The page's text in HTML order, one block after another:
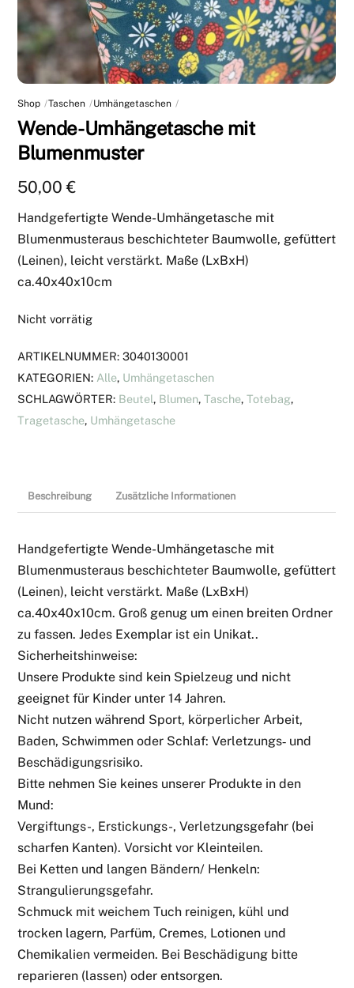
Shop Taschen Umhängetaschen
Wende-Umhängetasche mit
Blumenmuster
50,00€
Handgefertigte Wende-Umhängetasche mit
Blumenmusteraus beschichteter Baumwolle, gefüttert
(Leinen), leicht verstärkt. Maße (LxBxH)
ca.40x40x10cm
Nicht vorrätig
ARTIKELNUMMER:3040130001
KATEGORIEN: Alle, Umhängetaschen
SCHLAGWÖRTER: Beutel, Blumen,Tasche,Totebag,
Tragetasche, Umhängetasche
Beschreibung Zusätzliche Informationen
Handgefertigte Wende-Umhängetasche mit
Blumenmusteraus beschichteter Baumwolle, gefüttert
(Leinen), leicht verstärkt. Maße (LxBxH)
ca.40x40x10cm. Groß genug um einen breiten Ordner
zu fassen. Jedes Exemplar ist ein Unikat..
Sicherheitshinweise:
Unsere Produkte sind kein Spielzeug und nicht
geeignet für Kinder unter 14 Jahren.
Nicht nutzen während Sport, körperlicher Arbeit,
Baden, Schwimmen oder Schlaf: Verletzungs‑ und
Beschädigungsrisiko.
Bitte nehmen Sie keines unserer Produkte in den
Mund:
Vergiftungs-, Erstickungs-, Verletzungsgefahr (bei
scharfen Kanten). Vorsicht vor Kleinteilen.
Bei Ketten und langen Bändern/ Henkeln:
Strangulierungsgefahr.
Schmuck mit weichem Tuch reinigen, kühl und
trocken lagern, Parfüm, Cremes, Lotionen und
Chemikalien vermeiden. Bei Beschädigung bitte
reparieren (lassen) oder entsorgen.